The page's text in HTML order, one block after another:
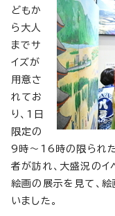
どもか
ら大人
までサ
イズが
用意さ
れてお
り、1日
限定の
9時〜16時の限られた
者が訪れ、大盛況のイ
絵画の展示を見て、
いました。